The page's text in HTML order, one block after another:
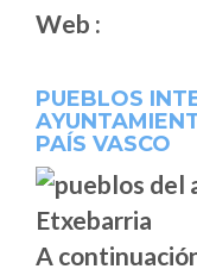
Web :
PUEBLOS
PAÍS VASCO
A